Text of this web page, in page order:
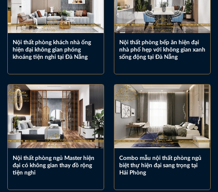
Nội thất phòng khách nhà ống
hiện đại không gian phóng
khoáng tiện nghi tại Đà Nẵng
Nội thất phòng bếp ăn hiện đại
nhà phố hẹp với không gian xanh
sống động tại Đà Nẵng
Nội thất phòng ngủ Master hiện
đại có không gian thay đồ rộng
tiện nghi
Combo mẫu nội thất phòng ngủ
biệt thự hiện đại sang trọng tại
Hải Phòng